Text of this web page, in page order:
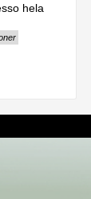
hela